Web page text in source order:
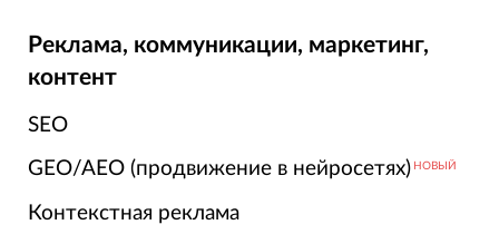
Реклама, коммуникации, маркетинг,
контент
SEO
GEO/AEO (продвижение в нейросетях) НОВЫЙ
Контекстная реклама